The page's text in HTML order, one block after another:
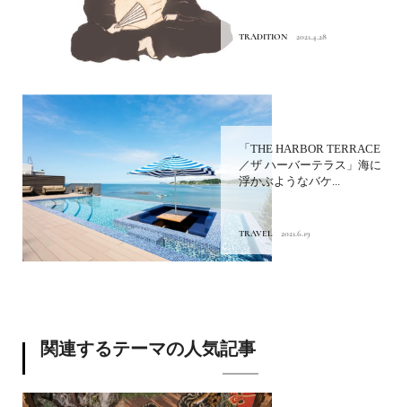
TRADITION 2021.4.28
「THE HARBOR TERRACE
／ザ ハーバーテラス」海に
浮かぶようなバケ...
TRAVEL 2021.6.19
関連するテーマの人気記事